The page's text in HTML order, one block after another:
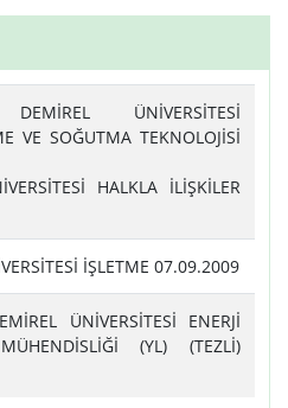
ÜNİVERSİTESİ
VE SOĞUTMA TEKNOLOJİSİ
HALKLA İLİŞKİLER
İŞLETME 07.09.2009
ÜNİVERSİTESİ ENERJİ
(YL) (TEZLİ)